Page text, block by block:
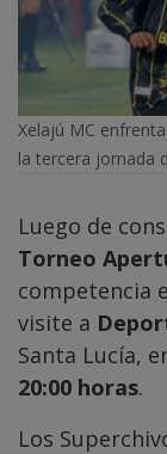
Xelajú MC
la tercera jornada
Luego de
Torneo
competencia
visite a
Santa Lucía,
20:00 horas.
Los